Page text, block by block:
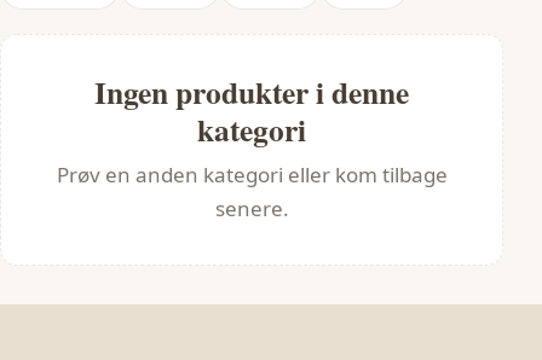
Ingen produkter i denne
kategori
Prøv en anden kategori eller kom tilbage
senere.